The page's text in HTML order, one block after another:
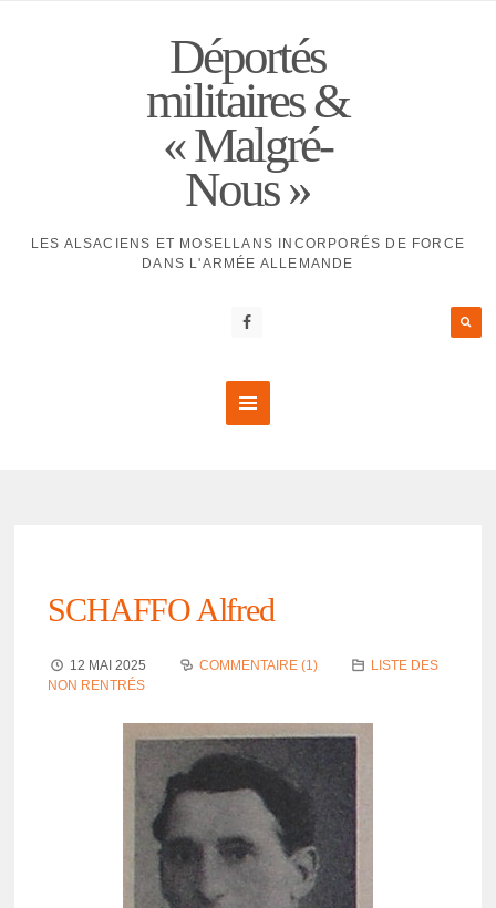
Déportés
militaires &
« Malgré-
Nous »
LES ALSACIENS ET MOSELLANS INCORPORÉS DE FORCE
DANS L'ARMÉE ALLEMANDE
SCHAFFO Alfred
12 MAI 2025 COMMENTAIRE (1)
LISTE DES
NON RENTRÉS